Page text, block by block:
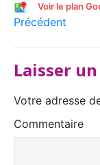
Voir le plan
Précédent
Laisser
Votre adresse
Commentaire